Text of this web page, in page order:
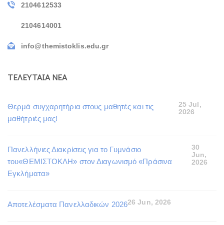
2104612533
2104614001
info@themistoklis.edu.gr
ΤΕΛΕΥΤΑΙΑ ΝΕΑ
Θερμά συγχαρητήρια στους μαθητές και τις
μαθήτριές μας!
25 Jul,
2026
Πανελλήνιες Διακρίσεις για το Γυμνάσιο
του«ΘΕΜΙΣΤΟΚΛΗ» στον Διαγωνισμό «Πράσινα
Εγκλήματα»
30
Jun,
2026
Αποτελέσματα Πανελλαδικών 202626 Jun, 2026